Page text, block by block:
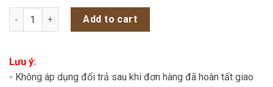
Đá Me Tấn Lộc 900g quantity
Add to cart
Lưu ý:
- Không áp dụng đổi trả sau khi đơn hàng đã hoàn tất giao